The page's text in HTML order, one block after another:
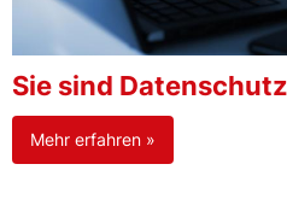
Sie sind
Mehr erfahren »